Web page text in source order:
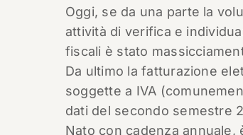
Oggi, se da una parte la
attività di verifica e
fiscali è stato
Da ultimo la fatturazione
soggette a IVA
dati del secondo semestre
Nato con cadenza